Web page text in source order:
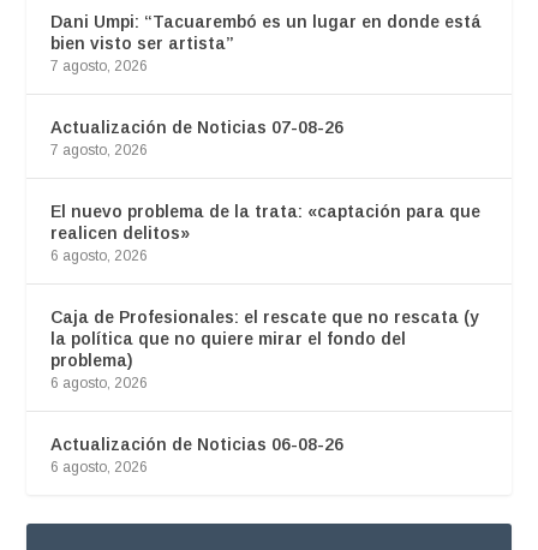
Dani Umpi: “Tacuarembó es un lugar en donde está
bien visto ser artista”
7 agosto, 2026
Actualización de Noticias 07-08-26
7 agosto, 2026
El nuevo problema de la trata: «captación para que
realicen delitos»
6 agosto, 2026
Caja de Profesionales: el rescate que no rescata (y
la política que no quiere mirar el fondo del
problema)
6 agosto, 2026
Actualización de Noticias 06-08-26
6 agosto, 2026